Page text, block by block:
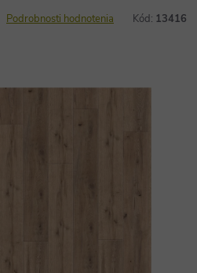
Podrobnosti hodnotenia Kód: 13416